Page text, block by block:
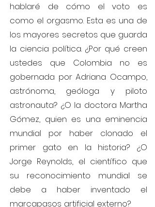
hablaré de cómo el voto es
como el orgasmo. Esta es una de
los mayores secretos que guarda
la ciencia política. ¿Por qué creen
ustedes que Colombia no es
gobernada por Adriana Ocampo,
astrónoma, geóloga y piloto
astronauta? ¿O la doctora Martha
Gómez, quien es una eminencia
mundial por haber clonado el
primer gato en la historia? ¿O
Jorge Reynolds, el científico que
su reconocimiento mundial se
debe a haber inventado el
marcapasos artificial externo?